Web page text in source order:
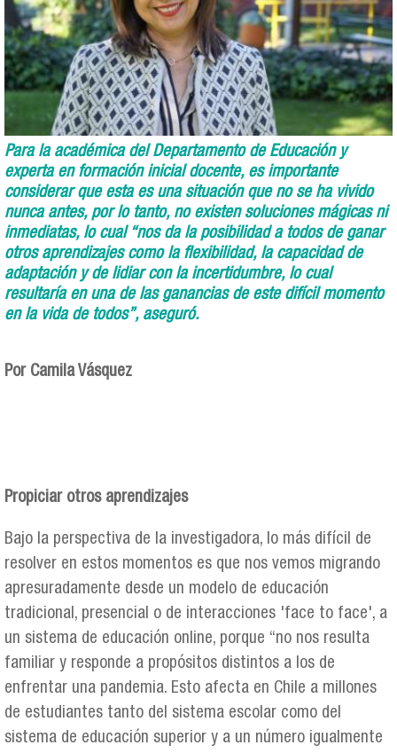
Para la académica del Departamento de Educación y
experta en formación inicial docente, es importante
considerar que esta es una situación que no se ha vivido
nunca antes, por lo tanto, no existen soluciones mágicas ni
inmediatas, lo cual “nos da la posibilidad a todos de ganar
otros aprendizajes como la flexibilidad, la capacidad de
adaptación y de lidiar con la incertidumbre, lo cual
resultaría en una de las ganancias de este difícil momento
en la vida de todos”, aseguró.
Por Camila Vásquez
Propiciar otros aprendizajes
Bajo la perspectiva de la investigadora, lo más difícil de
resolver en estos momentos es que nos vemos migrando
apresuradamente desde un modelo de educación
tradicional, presencial o de interacciones 'face to face', a
un sistema de educación online, porque “no nos resulta
familiar y responde a propósitos distintos a los de
enfrentar una pandemia. Esto afecta en Chile a millones
de estudiantes tanto del sistema escolar como del
sistema de educación superior y a un número igualmente